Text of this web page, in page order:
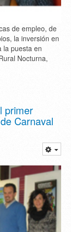
de empleo, de
la inversión en
la puesta en
Nocturna,
primer
Carnaval